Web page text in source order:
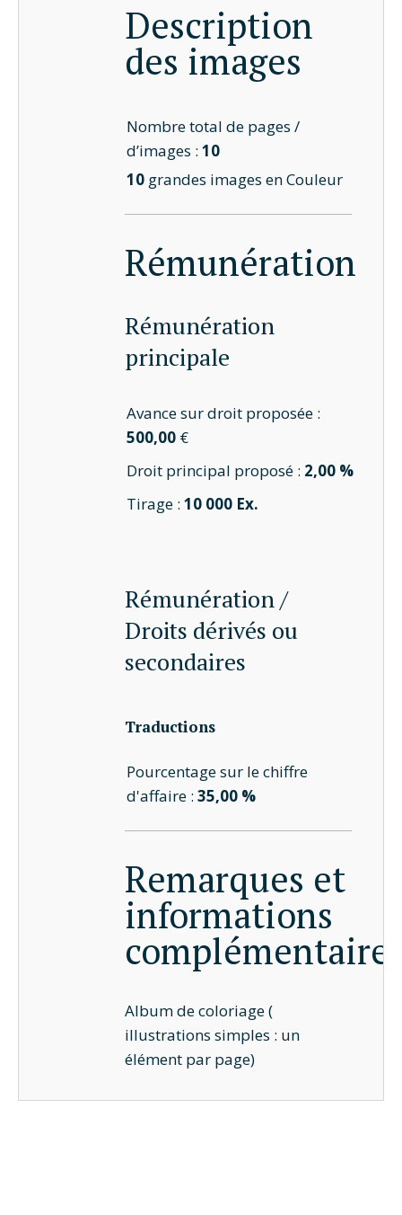
Description
des images
Nombre total de pages /
d’images :10
10 grandes images en Couleur
Rémunération
Rémunération
principale
Avance sur droit proposée :
500,00 €
Droit principal proposé : 2,00 %
Tirage :10 000 Ex.
Rémunération /
Droits dérivés ou
secondaires
Traductions
Pourcentage sur le chiffre
d'affaire :35,00 %
Remarques et
informations
Album de coloriage (
illustrations simples : un
élément par page)